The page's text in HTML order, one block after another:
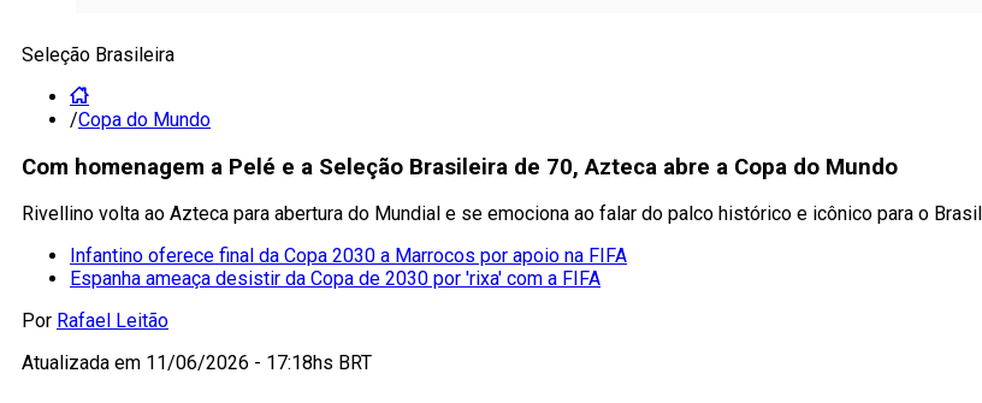
Seleção Brasileira
/Copa do Mundo
Com homenagem a Pelé e a Seleção Brasileira de 70, Azteca abre a Copa do Mundo
Rivellino volta ao Azteca para abertura do Mundial e se emociona ao falar do palco histórico e icônico para o Brasil
Infantino oferece final da Copa 2030 a Marrocos por apoio na FIFA
Espanha ameaça desistir da Copa de 2030 por 'rixa' com a FIFA
Por Rafael Leitão
Atualizada em 11/06/2026 - 17:18hs BRT